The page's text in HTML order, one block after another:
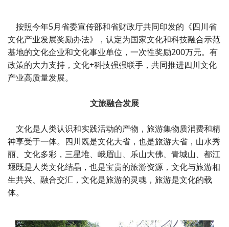
按照今年5月省委宣传部和省财政厅共同印发的《四川省
文化产业发展奖励办法》，认定为国家文化和科技融合示范
基地的文化企业和文化事业单位，一次性奖励200万元。有
政策的大力支持，文化+科技强强联手，共同推进四川文化
产业高质量发展。
文旅融合发展
文化是人类认识和实践活动的产物，旅游集物质消费和精
神享受于一体。四川既是文化大省，也是旅游大省，山水秀
丽、文化多彩，三星堆、峨眉山、乐山大佛、青城山、都江
堰既是人类文化结晶，也是宝贵的旅游资源，文化与旅游相
生共兴、融合交汇，文化是旅游的灵魂，旅游是文化的载
体。